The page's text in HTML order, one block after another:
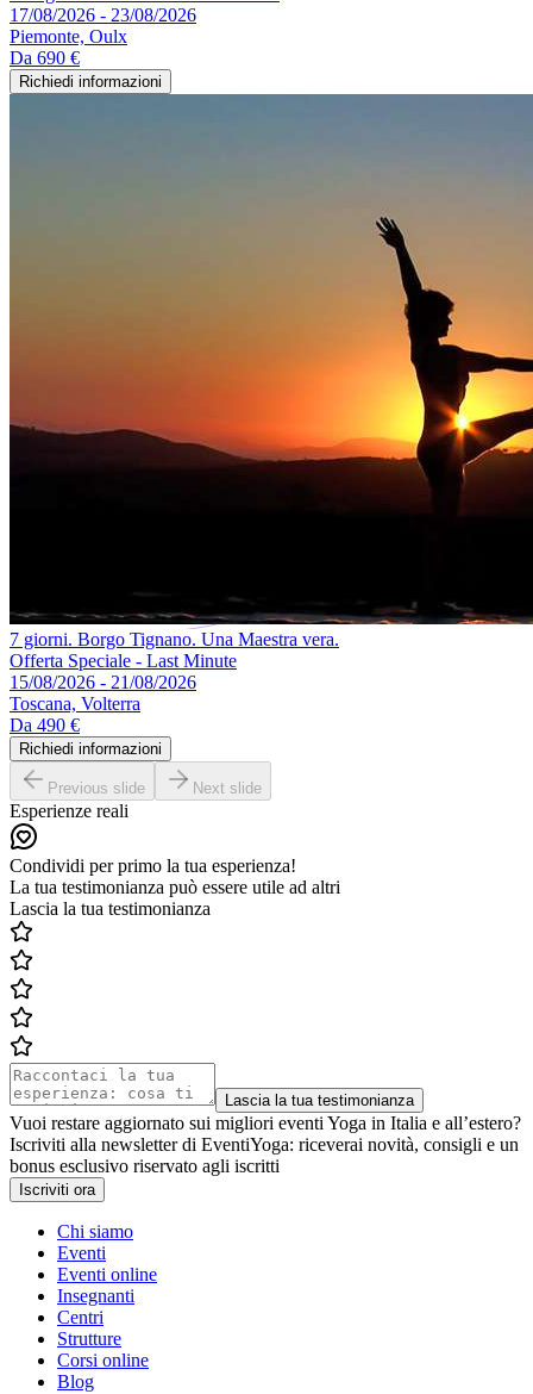
17/08/2026 - 23/08/2026
Piemonte, Oulx
Da 690 €
Richiedi informazioni
7 giorni. Borgo Tignano. Una Maestra vera.
Offerta Speciale - Last Minute
15/08/2026 - 21/08/2026
Toscana, Volterra
Da 490 €
Richiedi informazioni
Previous slide Next slide
Esperienze reali
Condividi per primo la tua esperienza!
La tua testimonianza può essere utile ad altri
Lascia la tua testimonianza
Lascia la tua testimonianza
Vuoi restare aggiornato sui migliori eventi Yoga in Italia e all’estero?
Iscriviti alla newsletter di EventiYoga: riceverai novità, consigli e un
bonus esclusivo riservato agli iscritti
Iscriviti ora
Chi siamo
Eventi
Eventi online
Insegnanti
Centri
Strutture
Corsi online
Blog